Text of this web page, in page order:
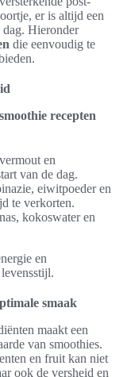
er is altijd een
dag. Hieronder
die eenvoudig te
smoothie recepten
en
van de dag.
eiwitpoeder en
te verkorten.
kokoswater en
en
smaak
maakt een
van smoothies.
en fruit kan niet
ook de versheid en